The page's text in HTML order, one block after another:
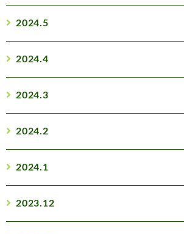
2024.5
2024.4
2024.3
2024.2
2024.1
2023.12